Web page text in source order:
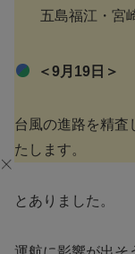
五島福江・宮
＜9月19日＞
台風の進路を精査
たします。
とありました。